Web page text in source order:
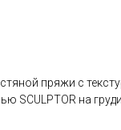
пряжи с
SCULPTOR на